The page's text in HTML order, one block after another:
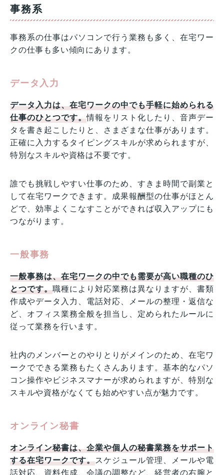
事務系
事務系の仕事はパソコンで行う業務も多く、在宅ワー
クの仕事も多い傾向にあります。
データ入力
データ入力は、在宅ワークの中でも手軽に始められる
仕事のひとつです。情報をリスト化したり、音声デー
タを書き起こしたりと、さまざまな仕事があります。
正確に入力するタイピングスキルが求められますが、
特別なスキルや資格は不要です。
誰でも挑戦しやすい仕事のため、すきま時間で副業と
して在宅ワークできます。成果報酬型の仕事がほとん
どで、効率よくこなすことができれば収入アップにも
つながります。
一般事務
一般事務は、在宅ワークの中でも需要が高い職種のひ
とつです。職種により対応業務は異なりますが、書類
作成やデータ入力、電話対応、メールの整理・返信な
ど、オフィス業務全般を担当し、定められたルールに
従って業務を行います。
社内のメンバーとのやりとりがメインのため、在宅ワ
ークでできる業務もたくさんあります。基本的なパソ
コン操作やビジネスマナーが求められますが、特別な
スキルや資格がなくても始めやすい点が魅力です。
オンライン秘書
オンライン秘書は、企業や個人の秘書業務をサポート
する在宅ワークです。スケジュール管理、メールや電
話対応、資料作成、会議の調整など、経営者の右腕と